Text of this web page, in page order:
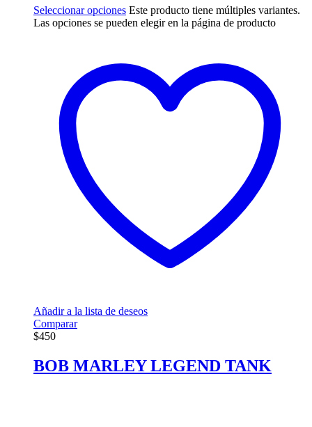
Seleccionar opciones Este producto tiene múltiples variantes.
Las opciones se pueden elegir en la página de producto
Añadir a la lista de deseos
Comparar
$450
BOB MARLEY LEGEND TANK